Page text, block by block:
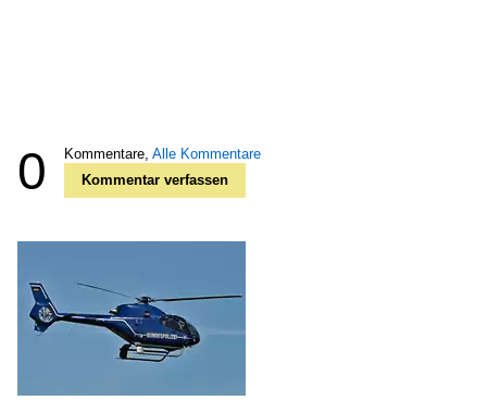
0 Kommentare, Alle Kommentare
Kommentar verfassen